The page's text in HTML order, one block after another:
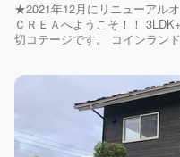
★2021年12月にリニューアル
ＣＲＥＡへようこそ！！
切コテージです。 コインラン